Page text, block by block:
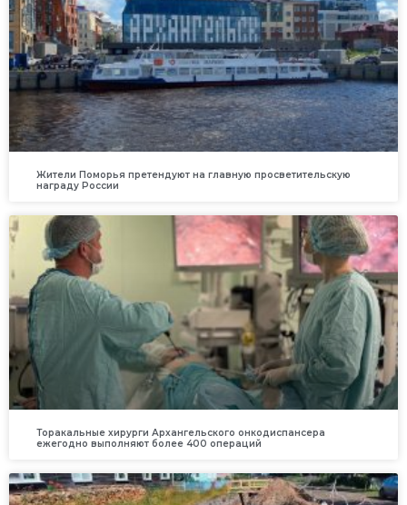
Жители Поморья претендуют на главную просветительскую
награду России
Торакальные хирурги Архангельского онкодиспансера
ежегодно выполняют более 400 операций